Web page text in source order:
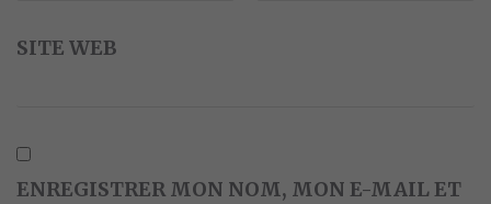
SITE WEB
ENREGISTRER MON NOM, MON E-MAIL ET